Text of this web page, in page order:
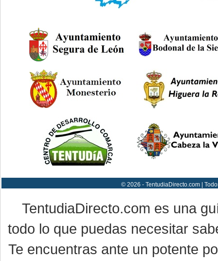
© 2026 - TentudiaDirecto.com |
TentudiaDirecto.com es una
todo lo que puedas necesitar
Te encuentras ante un potente